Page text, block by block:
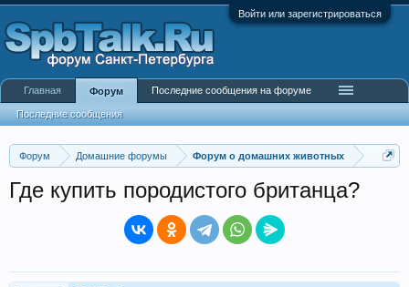
Войти или зарегистрироваться
Форум Домашние форумы Форум о домашних животных
Где купить породистого британца?
Главная Форум
Последние сообщения
Последние сообщения на форуме